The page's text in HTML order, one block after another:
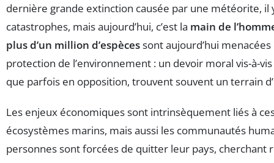
dernière grande extinction causée par une météorite, il
catastrophes, mais aujourd’hui, c’est la main de
plus d’un million d’espècessont aujourd’hui
protection de l’environnement : un devoir moral vis-à-
que parfois en opposition, trouvent souvent un terrain
Les enjeux économiques sont intrinsèquement liés à
écosystèmes marins, mais aussi les communautés
personnes sont forcées de quitter leur pays, cherchant